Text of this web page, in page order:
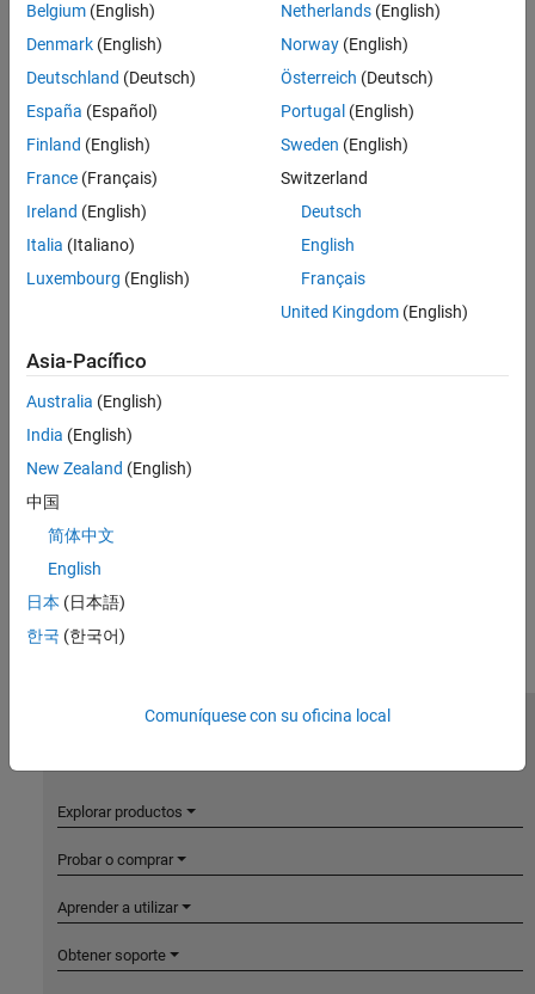
Belgium (English)
Denmark (English)
Deutschland (Deutsch)
España (Español)
Finland (English)
France (Français)
Ireland (English)
Italia (Italiano)
Luxembourg (English)
Netherlands(English)
Norway(English)
Österreich (Deutsch)
Portugal (English)
Sweden (English)
Switzerland
Deutsch
English
Français
United Kingdom(English)
Asia-Pacífico
Australia (English)
India (English)
New Zealand (English)
中国
简体中文
English
日本 (日本語)
한국 (한국어)
Comuníquese con su oficina local
Explorar productos
Probar o comprar
Aprender a utilizar
Obtener soporte